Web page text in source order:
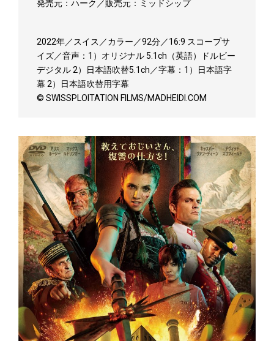
発売元：ハーク／販売元：ミッドシップ
2022年／スイス／カラー／92分／16:9 スコープサ
イズ／音声：1）オリジナル 5.1ch（英語）ドルビー
デジタル 2）日本語吹替5.1ch／字幕：1）日本語字
幕 2）日本語吹替用字幕
© SWISSPLOITATION FILMS/MADHEIDI.COM